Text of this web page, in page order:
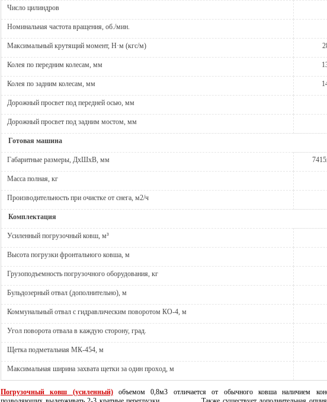
Число цилиндров
Номинальная частота вращения, об./мин.
Максимальный крутящий момент, Н·м (кгс/м)
Колея по передним колесам, мм
Колея по задним колесам, мм
Дорожный просвет под передней осью, мм
Дорожный просвет под задним мостом, мм
Готовая машина
Габаритные размеры, ДхШхВ, мм
Масса полная, кг
Производительность при очистке от снега, м2/ч
Комплектация
Усиленный погрузочный ковш, м³
Высота погрузки фронтального ковша, м
Грузоподъемность погрузочного оборудования, кг
Бульдозерный отвал (дополнительно), м
Коммунальный отвал с гидравлическим поворотом КО-4, м
Угол поворота отвала в каждую сторону, град.
Щетка подметальная МК-454, м
Максимальная ширина захвата щетки за один проход, м
Погрузочный ковш (усиленный)объемом 0,8м3 отличается от обычного ковша наличием